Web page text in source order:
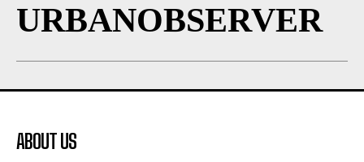
URBANOBSERVER
ABOUT US